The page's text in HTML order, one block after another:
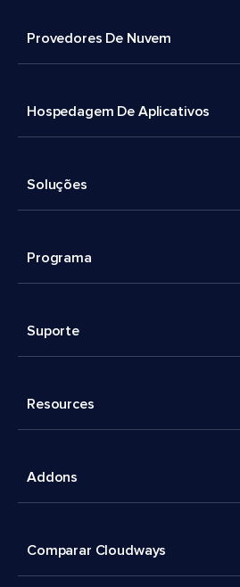
Provedores De Nuvem
Hospedagem De Aplicativos
Soluções
Programa
Suporte
Resources
Addons
Comparar Cloudways